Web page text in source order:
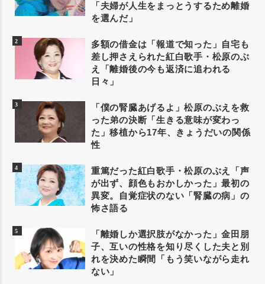
「夫婦が人生をまっとうするため離婚
を選んだ」
多額の借金は「報道で知った」自宅も
差し押さえられた紅白歌手・松原のぶ
え「離婚後の今も返済に追われる
日々」
「僕の腎臓あげるよ」松原のぶえを救
った弟の決断「生きる意味が変わっ
た」移植から17年、きょうだいの関係
性
重篤だった紅白歌手・松原のぶえ「声
が出ず、顔色もおかしかった」最初の
異変。自覚症状のない「腎臓の病」の
怖さ語る
「離婚しか選択肢がなかった」金田朋
子、互いの性格を知り尽くした夫と別
れを決めた瞬間「もう笑いながら走れ
ない」